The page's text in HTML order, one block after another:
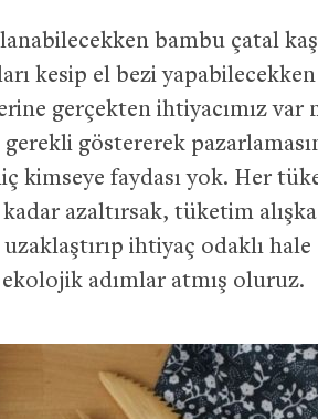
bambu çatal
kesip el bezi yapabilecekken
gerçekten ihtiyacımız var
göstererek
kimseye faydası yok. Her
azaltırsak, tüketim
ihtiyaç odaklı hale
adımlar atmış oluruz.